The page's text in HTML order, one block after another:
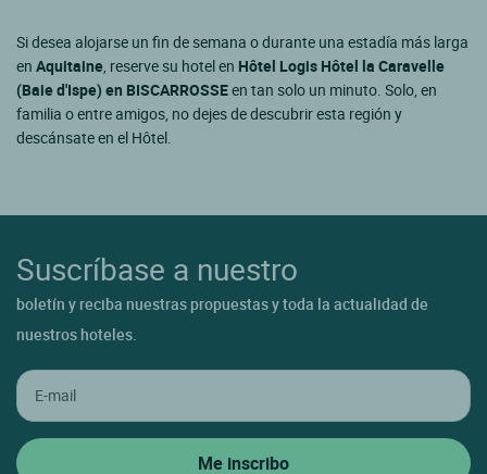
Si desea alojarse un fin de semana o durante una estadía más larga
en Aquitaine, reserve su hotel en Hôtel Logis Hôtel la Caravelle
(Baie d'Ispe) en BISCARROSSEen tan solo un minuto. Solo, en
familia o entre amigos, no dejes de descubrir esta región y
descánsate en el Hôtel.
Suscríbase a nuestro
boletín y reciba nuestras propuestas y toda la actualidad de
nuestros hoteles.